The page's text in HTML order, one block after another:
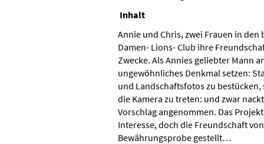
Inhalt
Annie und Chris, zwei Frauen in
Damen- Lions- Club ihre
Zwecke. Als Annies geliebter Mann
ungewöhnliches Denkmal setzen:
und Landschaftsfotos zu
die Kamera zu treten: und zwar
Vorschlag angenommen. Das
Interesse, doch die Freundschaft
Bewährungsprobe gestellt…